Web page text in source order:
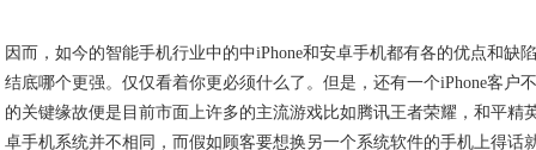
因而，如今的智能手机行业中的中iPhone和安卓手机都有各的优点和缺
结底哪个更强。仅仅看着你更必须什么了。但是，还有一个iPhone客户
的关键缘故便是目前市面上许多的主流游戏比如腾讯王者荣耀，和平精
卓手机系统并不相同，而假如顾客要想换另一个系统软件的手机上得话